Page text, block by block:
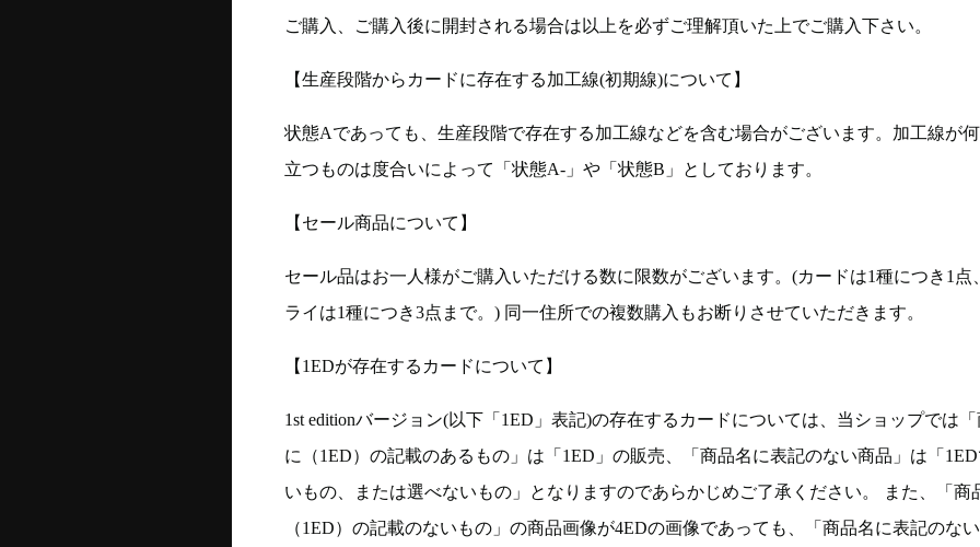
ご購入、ご購入後に開封される場合は以上を必ずご理解頂いた上でご購入下さい。
【生産段階からカードに存在する加工線(初期線)について】
状態Aであっても、生産段階で存在する加工線などを含む場合がございます。加工線が何
立つものは度合いによって「状態A-」や「状態B」としております。
【セール商品について】
セール品はお一人様がご購入いただける数に限数がございます。(カードは1種につき1点
ライは1種につき3点まで。) 同一住所での複数購入もお断りさせていただきます。
【1EDが存在するカードについて】
1st editionバージョン(以下「1ED」表記)の存在するカードについては、当ショップでは「
に（1ED）の記載のあるもの」は「1ED」の販売、「商品名に表記のない商品」は「
いもの、または選べないもの」となりますのであらかじめご了承ください。 また、「商
（1ED）の記載のないもの」の商品画像が4EDの画像であっても、「商品名に表記のない